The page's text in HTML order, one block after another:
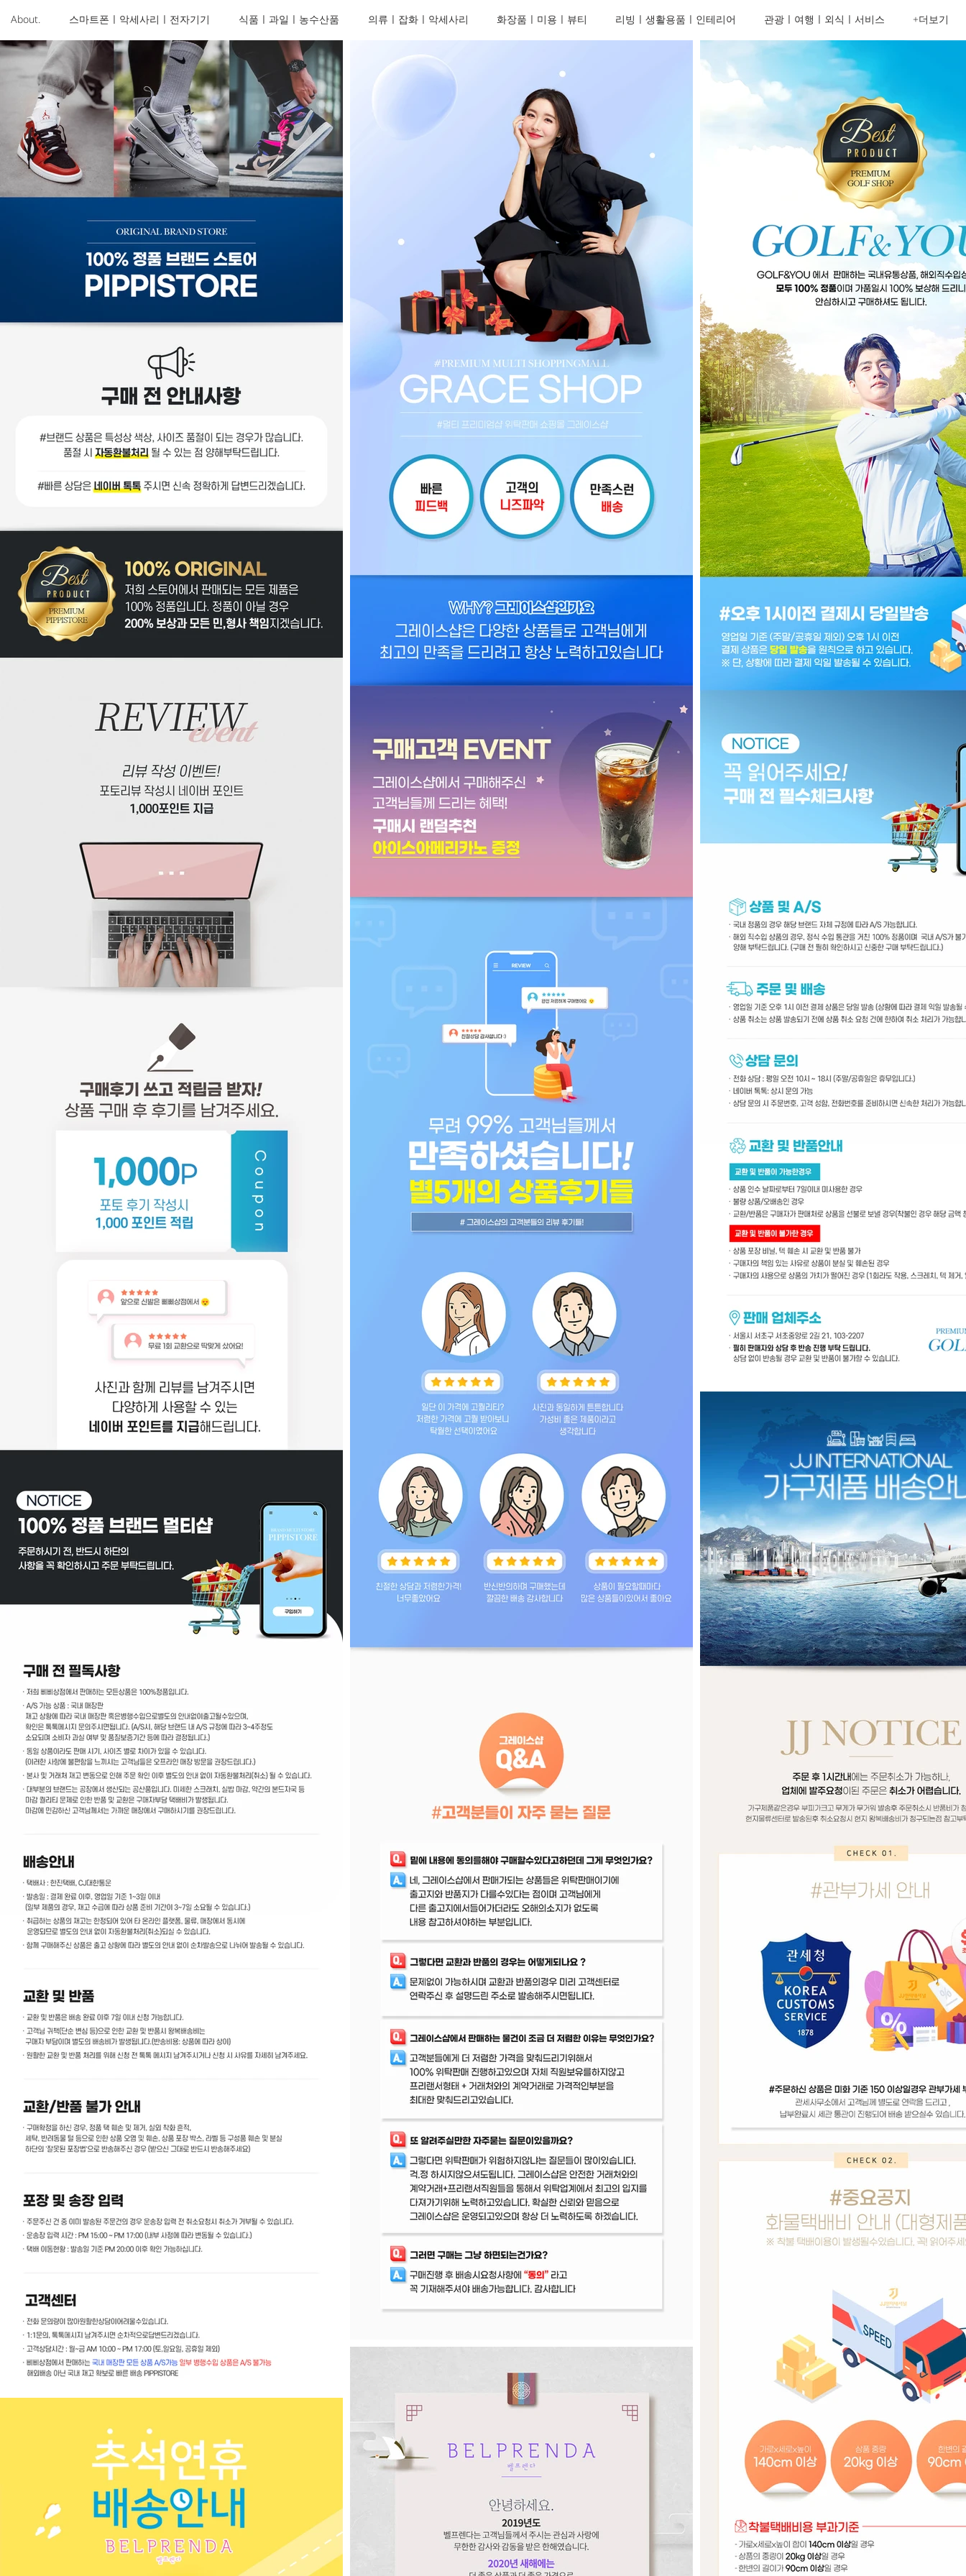
About. 스마트폰ㅣ악세사리ㅣ전자기기 식품ㅣ과일ㅣ농수산품 의류ㅣ잡화ㅣ악세사리 화장품ㅣ미용ㅣ뷰티 리빙ㅣ생활용품ㅣ인테리어 관광ㅣ여행ㅣ외식ㅣ서비스 +더보기